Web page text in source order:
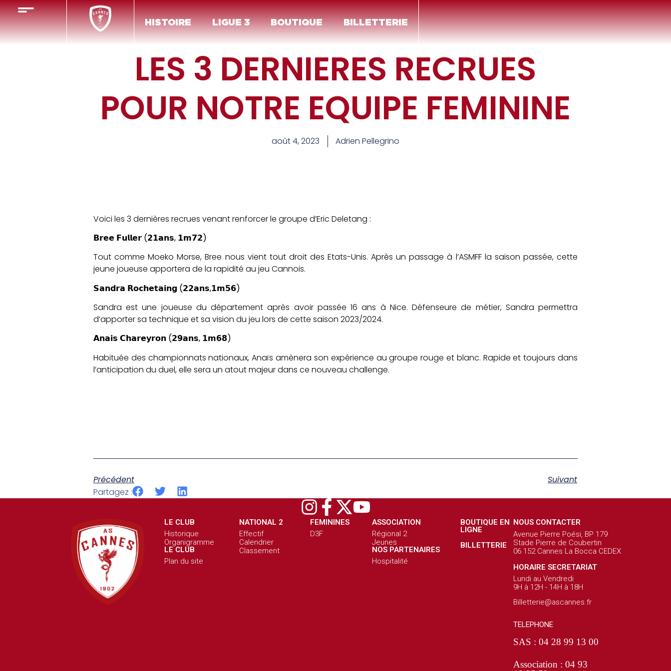
HISTOIRE LIGUE 3 BOUTIQUE BILLETTERIE
LES 3 DERNIERES RECRUES
POUR NOTRE EQUIPE FEMININE
août 4, 2023 Adrien Pellegrino
Voici les 3 dernières recrues venant renforcer le groupe d’Eric Deletang :
𝗕𝗿𝗲𝗲 𝗙𝘂𝗹𝗹𝗲𝗿 (𝟮𝟭𝗮𝗻𝘀, 𝟭𝗺𝟳𝟮)
Tout comme Moeko Morse, Bree nous vient tout droit des Etats-Unis. Après un passage à l’ASMFF la saison passée, cette
jeune joueuse apportera de la rapidité au jeu Cannois.
𝗦𝗮𝗻𝗱𝗿𝗮 𝗥𝗼𝗰𝗵𝗲𝘁𝗮𝗶𝗻𝗴 (𝟮𝟮𝗮𝗻𝘀,𝟭𝗺𝟱𝟲)
Sandra est une joueuse du département après avoir passée 16 ans à Nice. Défenseure de métier, Sandra permettra
d’apporter sa technique et sa vision du jeu lors de cette saison 2023/2024.
𝗔𝗻𝗮𝗶𝘀 𝗖𝗵𝗮𝗿𝗲𝘆𝗿𝗼𝗻 (𝟮𝟵𝗮𝗻𝘀, 𝟭𝗺𝟲𝟴)
Habituée des championnats nationaux, Anaïs amènera son expérience au groupe rouge et blanc. Rapide et toujours dans
l’anticipation du duel, elle sera un atout majeur dans ce nouveau challenge.
Précédent
Suivant
Partagez :
LE CLUB
Historique
Organigramme
LE CLUB
Plan du site
NATIONAL 2
Effectif
Calendrier
Classement
FEMININES
D3F
ASSOCIATION
Régional 2
Jeunes
NOS PARTENAIRES
Hospitalité
BOUTIQUE EN
LIGNE
BILLETTERIE
NOUS CONTACTER
Avenue Pierre Poési, BP 179
Stade Pierre de Coubertin
06 152 Cannes La Bocca CEDEX
HORAIRE SECRETARIAT
Lundi au Vendredi
9H à 12H - 14H à 18H
Billetterie@ascannes.fr
TELEPHONE
SAS : 04 28 99 13 00
Association : 04 93